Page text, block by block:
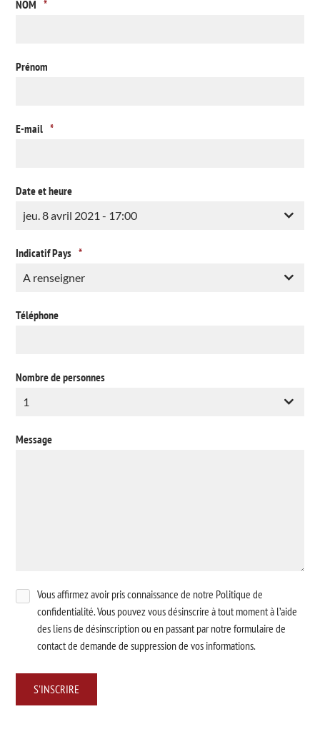
NOM *
Prénom
E-mail *
Date et heure
Indicatif Pays *
Téléphone
Nombre de personnes
Message
Vous affirmez avoir pris connaissance de notre Politique de
confidentialité. Vous pouvez vous désinscrire à tout moment à l’aide
des liens de désinscription ou en passant par notre formulaire de
contact de demande de suppression de vos informations.